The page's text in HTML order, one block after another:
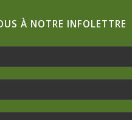
À NOTRE INFOLETTRE